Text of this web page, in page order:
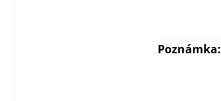
Poznámka: